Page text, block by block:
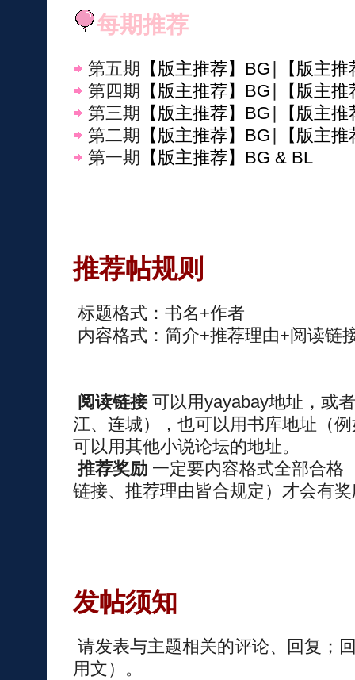
每期推荐
第五期 【版主推荐】BG
【版主
第四期 【版主推荐】BG
【版主
第三期 【版主推荐】BG
【版主
第二期 【版主推荐】BG
【版主
第一期 【版主推荐】BG & BL
推荐帖规则
标题格式：书名+作者
内容格式：简介+推荐理由+阅读链
阅读链接可以用yayabay地址，或
江、连城），也可以用书库地址（
可以用其他小说论坛的地址。
推荐奖励一定要内容格式全部合格
链接、推荐理由皆合规定）才会有
发帖须知
请发表与主题相关的评论、回复；
用文）。